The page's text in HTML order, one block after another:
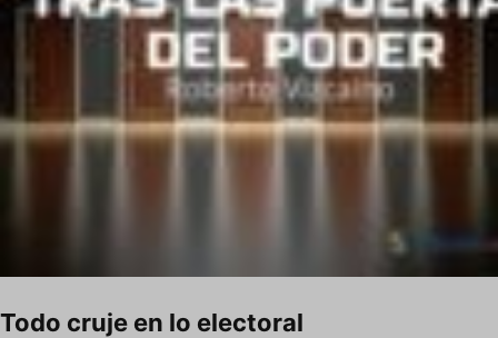
Todo cruje en lo electoral